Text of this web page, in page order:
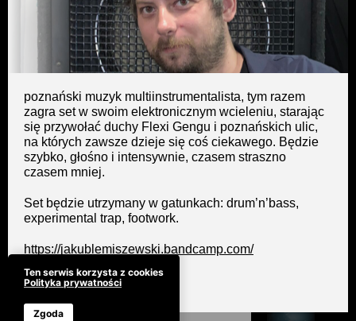
poznański muzyk multiinstrumentalista, tym razem
zagra set w swoim elektronicznym wcieleniu, starając
się przywołać duchy Flexi Gengu i poznańskich ulic,
na których zawsze dzieje się coś ciekawego. Będzie
szybko, głośno i intensywnie, czasem straszno
czasem mniej.
Set będzie utrzymany w gatunkach: drum’n’bass,
experimental trap, footwork.
https://jakublemiszewski.bandcamp.com/
Ten serwis korzysta z cookies
Polityka prywatności
Zgoda